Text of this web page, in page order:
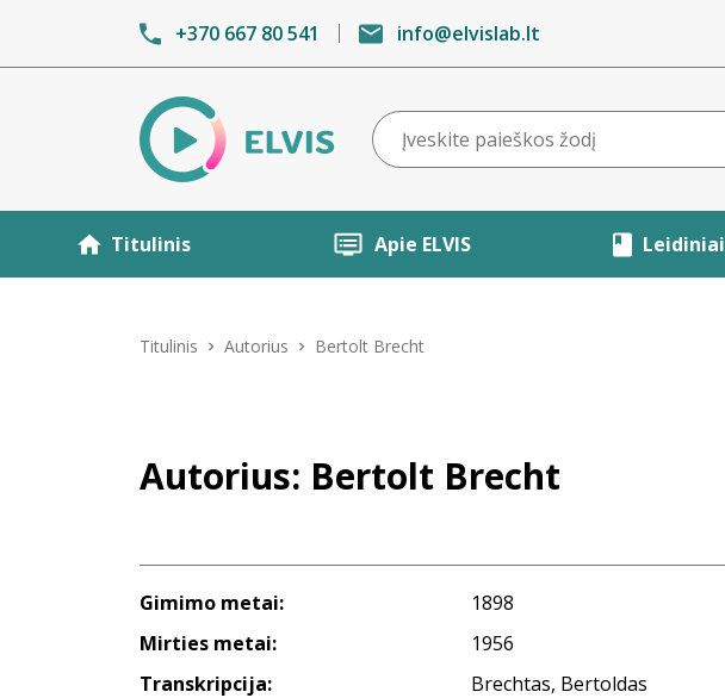
+370 667 80 541 info@elvislab.lt
Titulinis Apie ELVIS Leidiniai
Titulinis Autorius Bertolt Brecht
Autorius: Bertolt Brecht
Gimimo metai:
1898
Mirties metai:
1956
Transkripcija:
Brechtas, Bertoldas